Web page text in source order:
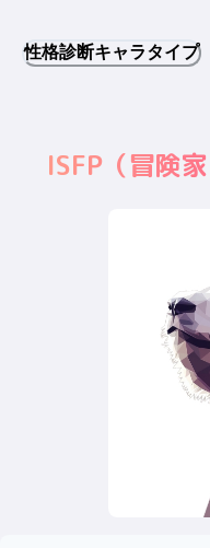
性格診断キャラタイプ
ISFP（冒険家